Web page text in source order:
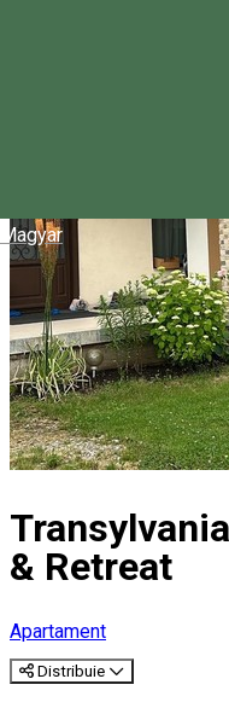
Magyar
& Retreat
Apartament
Distribuie